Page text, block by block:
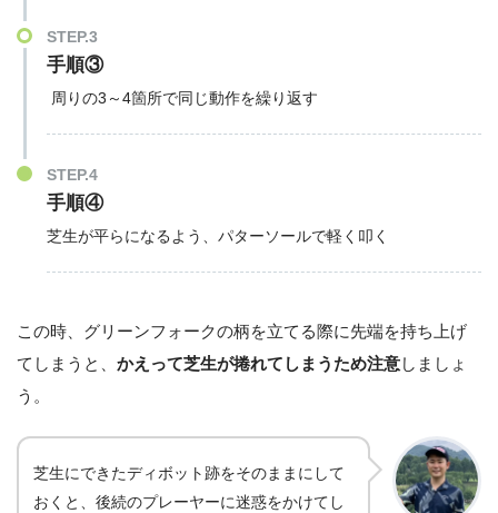
STEP.3
手順③
周りの3～4箇所で同じ動作を繰り返す
STEP.4
手順④
芝生が平らになるよう、パターソールで軽く叩く
この時、グリーンフォークの柄を立てる際に先端を持ち上げ
てしまうと、 かえって芝生が捲れてしまうため注意しましょ
う。
芝生にできたディボット跡をそのままにして
おくと、後続のプレーヤーに迷惑をかけてし